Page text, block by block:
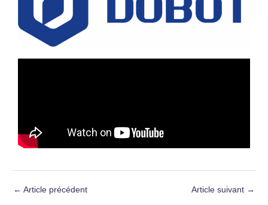
← Article précédent Article suivant →